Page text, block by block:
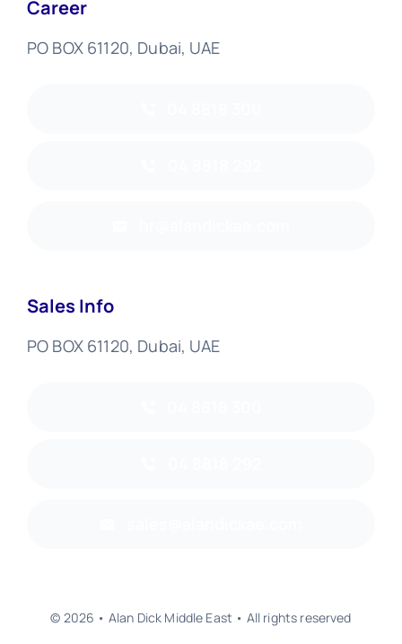
Career
PO BOX 61120, Dubai, UAE
Sales Info
PO BOX 61120, Dubai, UAE
© 2026 • Alan Dick Middle East • All rights reserved